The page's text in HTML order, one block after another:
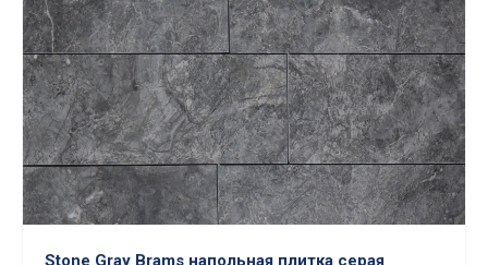
Stone Gray Brams напольная плитка серая